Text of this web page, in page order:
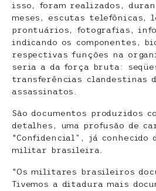
isso, foram realizados,
meses, escutas telefônicas,
prontuários, fotografias,
indicando os componentes,
respectivas funções na
seria a da força bruta:
transferências clandestinas
assassinatos.
São documentos produzidos
detalhes, uma profusão de
“Confidencial”, já conhecido
militar brasileira.
“Os militares brasileiros
Tivemos a ditadura mais